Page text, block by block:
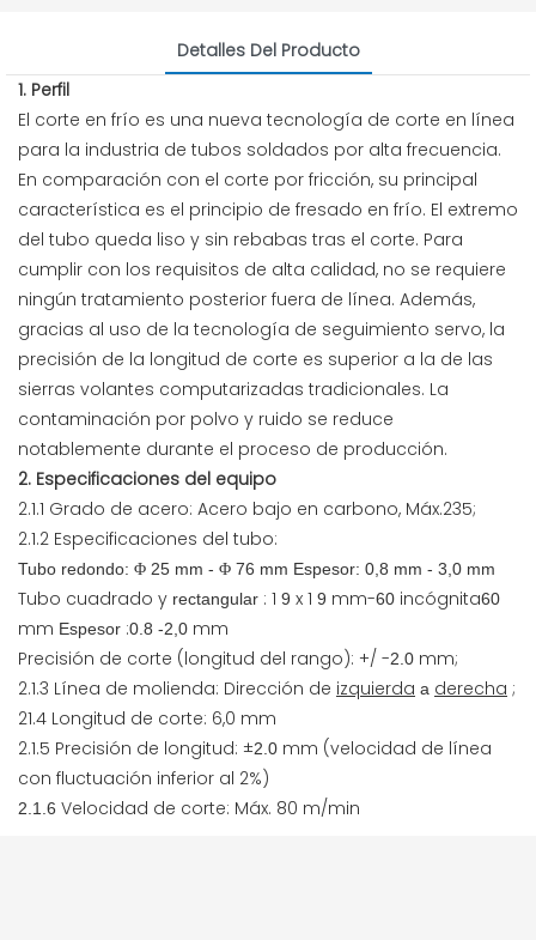
Detalles Del Producto
1. Perfil
El corte en frío es una nueva tecnología de corte en línea
para la industria de tubos soldados por alta frecuencia.
En comparación con el corte por fricción, su principal
característica es el principio de fresado en frío. El extremo
del tubo queda liso y sin rebabas tras el corte. Para
cumplir con los requisitos de alta calidad, no se requiere
ningún tratamiento posterior fuera de línea. Además,
gracias al uso de la tecnología de seguimiento servo, la
precisión de la longitud de corte es superior a la de las
sierras volantes computarizadas tradicionales. La
contaminación por polvo y ruido se reduce
notablemente durante el proceso de producción.
2. Especificaciones del equipo
2.1.1 Grado de acero: Acero bajo en carbono, Máx.235;
2.1.2 Especificaciones del tubo:
Tubo redondo: Φ 25 mm - Φ 76 mm Espesor: 0,8 mm - 3,0 mm
Tubo cuadrado y rectangular : 1 9 x 1 9 mm-60 incógnita60
mm Espesor :0.8 -2,0 mm
Precisión de corte (longitud del rango): +/ -2.0 mm;
2.1.3 Línea de molienda: Dirección de izquierda a derecha ;
21.4 Longitud de corte: 6,0 mm
2.1.5 Precisión de longitud: ±2.0 mm (velocidad de línea
con fluctuación inferior al 2%)
2.1.6 Velocidad de corte: Máx. 80 m/min